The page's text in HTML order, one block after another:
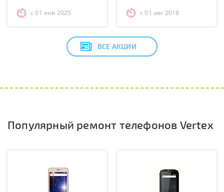
с 01 янв 2025 с 01 авг 2018
ВСЕ АКЦИИ
Популярный ремонт телефонов Vertex